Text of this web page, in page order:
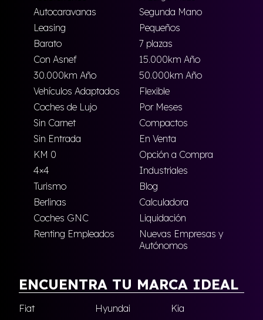
Autocaravanas
Segunda Mano
Leasing
Pequeños
Barato
7 plazas
Con Asnef
15.000km Año
30.000km Año
50.000km Año
Vehículos Adaptados
Flexible
Coches de Lujo
Por Meses
Sin Carnet
Compactos
Sin Entrada
En Venta
KM 0
Opción a Compra
4×4
Industriales
Turismo
Blog
Berlinas
Calculadora
Coches GNC
Liquidación
Renting Empleados
Nuevas Empresas y
Autónomos
ENCUENTRA TU MARCA IDEAL
Fiat Hyundai
Kia